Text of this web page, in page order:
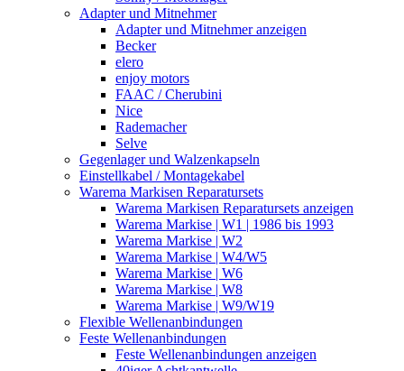
Adapter und Mitnehmer
Adapter und Mitnehmer anzeigen
Becker
elero
enjoy motors
FAAC / Cherubini
Nice
Rademacher
Selve
Gegenlager und Walzenkapseln
Einstellkabel / Montagekabel
Warema Markisen Reparatursets
Warema Markisen Reparatursets anzeigen
Warema Markise | W1 | 1986 bis 1993
Warema Markise | W2
Warema Markise | W4/W5
Warema Markise | W6
Warema Markise | W8
Warema Markise | W9/W19
Flexible Wellenanbindungen
Feste Wellenanbindungen
Feste Wellenanbindungen anzeigen